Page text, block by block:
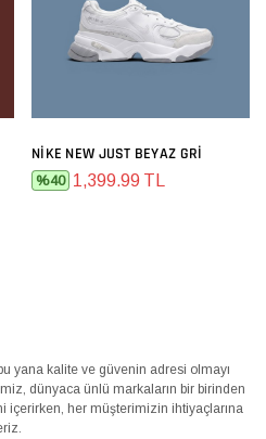
NIKE NEW JUST BEYAZ GRI
%40 1,399.99 TL
yana kalite ve güvenin adresi olmayı
dünyaca ünlü markaların bir birinden
içerirken, her müşterimizin ihtiyaçlarına